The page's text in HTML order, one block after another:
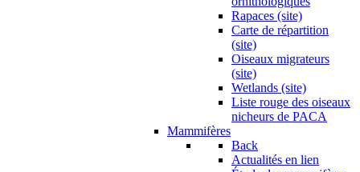
Rapaces (site)
Carte de répartition
(site)
Oiseaux migrateurs
(site)
Wetlands (site)
Liste rouge des oiseaux
nicheurs de PACA
Mammifères
Back
Actualités en lien